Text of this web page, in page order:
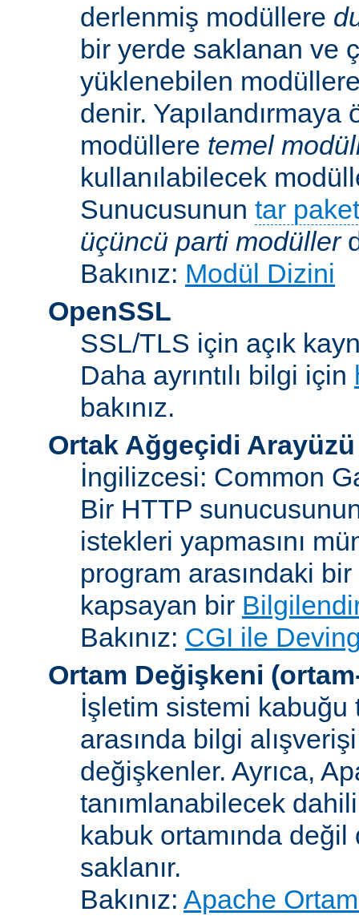
derlenmiş modüllere
bir yerde saklanan ve
yüklenebilen
denir. Yapılandırmaya
modüllere temel
kullanılabilecek
Sunucusunun tar
üçüncü parti modüller
Bakınız: Modül Dizini
OpenSSL
SSL/TLS için açık
Daha ayrıntılı bilgi için
bakınız.
Ortak Ağgeçidi Arayüzü
İngilizcesi: Common
Bir HTTP
istekleri yapmasını
program arasındaki
kapsayan bir
Bakınız: CGI ile
Ortam Değişkeni
İşletim sistemi kabuğu
arasında bilgi
değişkenler. Ayrıca,
tanımlanabilecek
kabuk ortamında değil
saklanır.
Bakınız: Apache